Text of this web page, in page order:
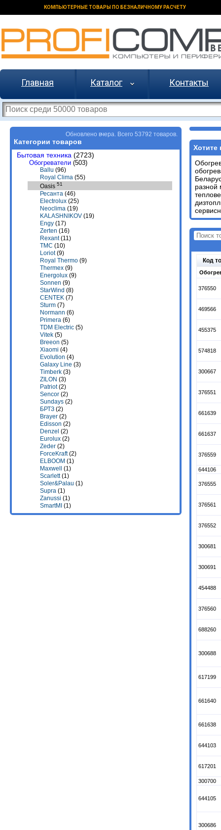
КОМПЬЮТЕРНЫЕ ТОВАРЫ ПО БЕЗНАЛИЧНОМУ РАСЧЕТУ
Главная Каталог Контакты
Обновлено вчера. Всего 53792 товаров.
Категории товаров
Бытовая техника (2723)
Обогреватели (503)
Ballu (96)
Royal Clima (55)
Oasis 51
Ресанта (46)
Electrolux (25)
Neoclima (19)
KALASHNIKOV (19)
Engy (17)
Zerten (16)
Rexant(11)
TMC (10)
Loriot(9)
Royal Thermo (9)
Thermex (9)
Energolux (9)
Sonnen (9)
StarWind (8)
CENTEK (7)
Sturm (7)
Normann (6)
Primera (6)
TDM Electric (5)
Vitek (5)
Breeon (5)
Xiaomi (4)
Evolution (4)
Galaxy Line (3)
Timberk (3)
ZILON (3)
Patriot(2)
Sencor (2)
Sundays (2)
БРТЗ (2)
Brayer (2)
Edisson (2)
Denzel (2)
Eurolux (2)
Zeder (2)
ForceKraft(2)
ELBOOM (1)
Maxwell
(1)
Scarlett(1)
Soler&Palau (1)
Supra (1)
Zanussi (1)
SmartMI (1)
Хотите
разной
Код
376550
469566
455375
574818
300667
376551
661639
661637
376559
644106
376555
376561
376552
300681
300691
454488
376560
688260
300688
617199
661640
661638
644103
617201
300700
644105
300686